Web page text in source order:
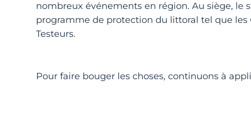
nombreux événements en région. Au siège, le
programme de protection du littoral tel que les
Testeurs.
Pour faire bouger les choses, continuons à